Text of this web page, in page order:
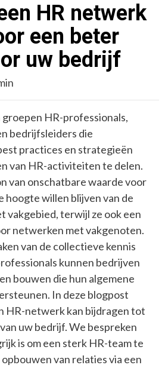
HR netwerk
een beter
uw bedrijf
groepen HR-professionals,
bedrijfsleiders die
practices en strategieën
van HR-activiteiten te delen.
van onschatbare waarde voor
hoogte willen blijven van de
vakgebied, terwijl ze ook een
netwerken met vakgenoten.
van de collectieve kennis
kunnen bedrijven
bouwen die hun algemene
In deze blogpost
HR-netwerk kan bijdragen tot
uw bedrijf. We bespreken
is om een sterk HR-team te
van relaties via een